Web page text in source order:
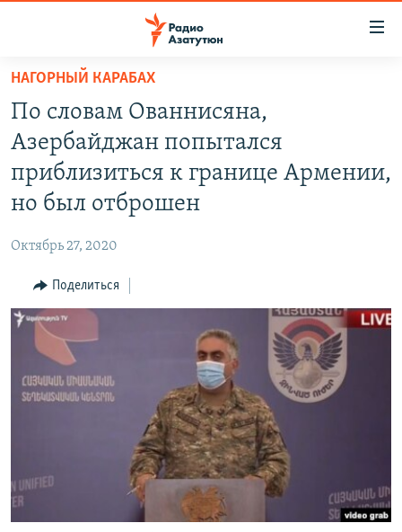
Перейти
основному
содержанию
Перейти
основной
Перейти
поиску
НОВОСТИ
ПОЛИТИКА
ОБЩЕСТВО
РЕГИОН
НАГОРНЫЙ КАРАБАХ
КУЛЬТУРА
СПОРТ
АРХИВ
Русский
НАГОРНЫЙ КАРАБАХ
По словам Ованнисяна,
Азербайджан попытался
приблизиться к границе Армении,
но был отброшен
Октябрь 27, 2020
Поделиться